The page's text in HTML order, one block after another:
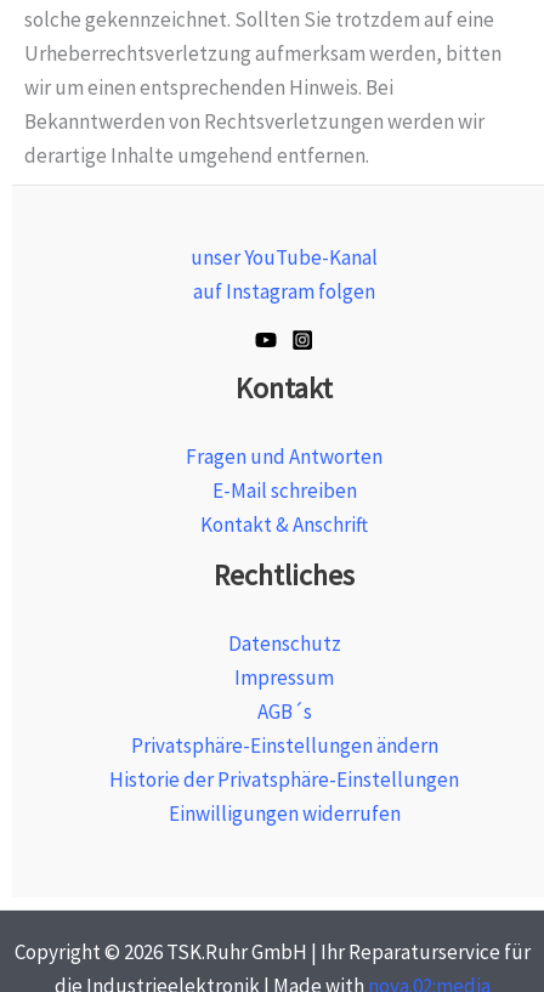
solche gekennzeichnet. Sollten Sie trotzdem auf eine
Urheberrechtsverletzung aufmerksam werden, bitten
wir um einen entsprechenden Hinweis. Bei
Bekanntwerden von Rechtsverletzungen werden wir
derartige Inhalte umgehend entfernen.
unser YouTube-Kanal
auf Instagram folgen
Kontakt
Fragen und Antworten
E-Mail schreiben
Kontakt & Anschrift
Rechtliches
Datenschutz
Impressum
AGB´s
Privatsphäre-Einstellungen ändern
Historie der Privatsphäre-Einstellungen
Einwilligungen widerrufen
Copyright © 2026 TSK.Ruhr GmbH | Ihr Reparaturservice für
die Industrieelektronik | Made with nova.02:media